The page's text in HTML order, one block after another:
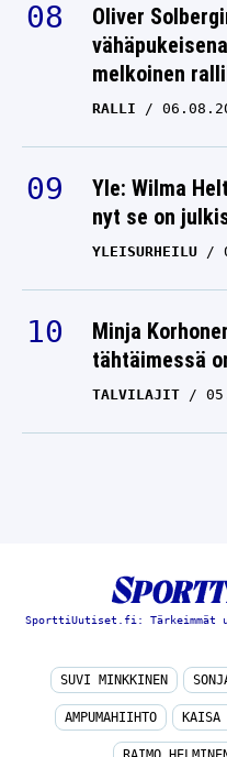
Oliver
melkoinen
RALLI
Yle: Wilma
nyt se on
YLEISURHEILU
Minja
tähtäimessä
TALVILAJIT
SporttiUutiset.fi:
SUVI MINKKINEN
AMPUMAHIIHTO KAISA